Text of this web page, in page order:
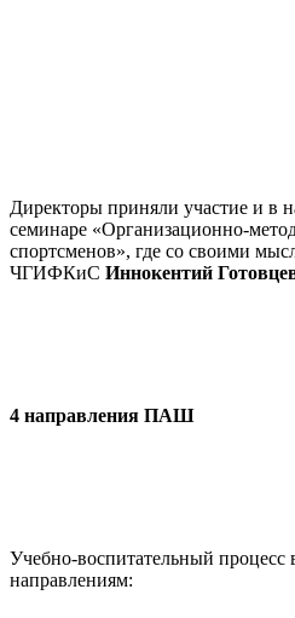
Директоры приняли участие и в
семинаре «Организационно-
спортсменов», где со своими
ЧГИФКиС Иннокентий
4 направления ПАШ
Учебно-воспитательный процесс
направлениям: